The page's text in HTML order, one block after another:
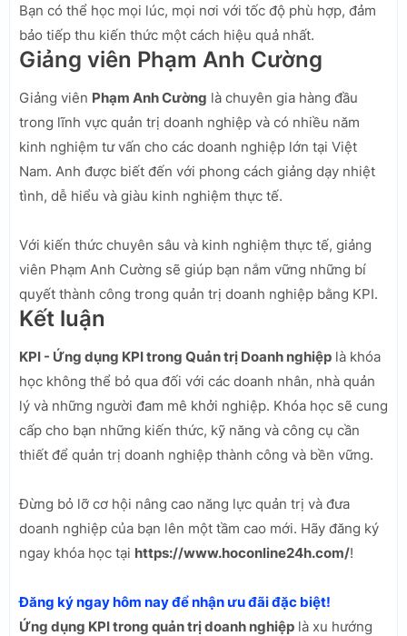
Bạn có thể học mọi lúc, mọi nơi với tốc độ phù hợp, đảm
bảo tiếp thu kiến thức một cách hiệu quả nhất.
Giảng viên Phạm Anh Cường
Giảng viên Phạm Anh Cường là chuyên gia hàng đầu
trong lĩnh vực quản trị doanh nghiệp và có nhiều năm
kinh nghiệm tư vấn cho các doanh nghiệp lớn tại Việt
Nam. Anh được biết đến với phong cách giảng dạy nhiệt
tình, dễ hiểu và giàu kinh nghiệm thực tế.
Với kiến thức chuyên sâu và kinh nghiệm thực tế, giảng
viên Phạm Anh Cường sẽ giúp bạn nắm vững những bí
quyết thành công trong quản trị doanh nghiệp bằng KPI.
Kết luận
KPI - Ứng dụng KPI trong Quản trị Doanh nghiệp là khóa
học không thể bỏ qua đối với các doanh nhân, nhà quản
lý và những người đam mê khởi nghiệp. Khóa học sẽ cung
cấp cho bạn những kiến thức, kỹ năng và công cụ cần
thiết để quản trị doanh nghiệp thành công và bền vững.
Đừng bỏ lỡ cơ hội nâng cao năng lực quản trị và đưa
doanh nghiệp của bạn lên một tầm cao mới. Hãy đăng ký
ngay khóa học tại https://www.hoconline24h.com/!
Đăng ký ngay hôm nay để nhận ưu đãi đặc biệt!
Ứng dụng KPI trong quản trị doanh nghiệp là xu hướng